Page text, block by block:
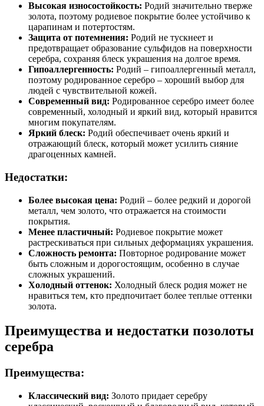
Высокая износостойкость: Родий значительно тверже
золота, поэтому родиевое покрытие более устойчиво к
царапинам и потертостям.
Защита от потемнения: Родий не тускнеет и
предотвращает образование сульфидов на поверхности
серебра, сохраняя блеск украшения на долгое время.
Гипоаллергенность: Родий – гипоаллергенный металл,
поэтому родированное серебро – хороший выбор для
людей с чувствительной кожей.
Современный вид: Родированное серебро имеет более
современный, холодный и яркий вид, который нравится
многим покупателям.
Яркий блеск: Родий обеспечивает очень яркий и
отражающий блеск, который может усилить сияние
драгоценных камней.
Недостатки:
Более высокая цена: Родий – более редкий и дорогой
металл, чем золото, что отражается на стоимости
покрытия.
Менее пластичный: Родиевое покрытие может
растрескиваться при сильных деформациях украшения.
Сложность ремонта: Повторное родирование может
быть сложным и дорогостоящим, особенно в случае
сложных украшений.
Холодный оттенок: Холодный блеск родия может не
нравиться тем, кто предпочитает более теплые оттенки
золота.
Преимущества и недостатки позолоты
серебра
Преимущества:
Классический вид: Золото придает серебру